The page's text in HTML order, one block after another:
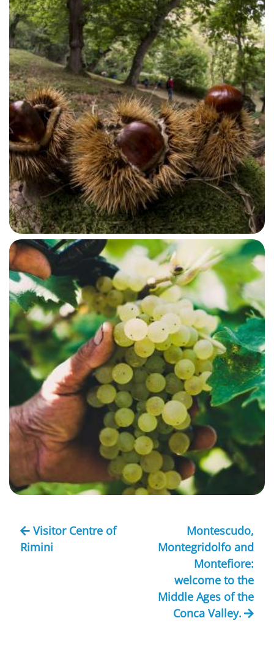
Visitor Centre of
Rimini
Montescudo,
Montegridolfo and
Montefiore:
welcome to the
Middle Ages of the
Conca Valley.